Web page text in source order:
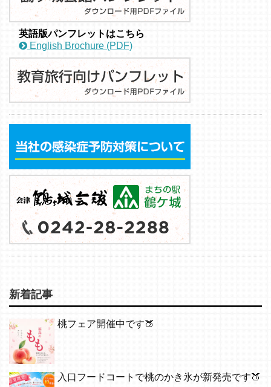
英語版パンフレットはこちら
English Brochure (PDF)
新着記事
桃フェア開催中です🍑
入口フードコートで桃のかき氷が新発売です🍑